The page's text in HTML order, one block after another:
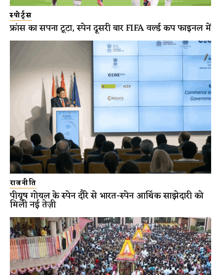
स्पोर्ट्स
फ्रांस का सपना टूटा, स्पेन दूसरी बार FIFA वर्ल्ड कप फाइनल में
राजनीति
पीयूष गोयल के स्पेन दौरे से भारत-स्पेन आर्थिक साझेदारी को
मिली नई तेज़ी